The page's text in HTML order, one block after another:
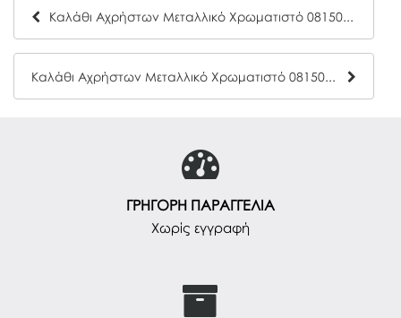
Καλάθι Αχρήστων Μεταλλικό Χρωματιστό 081509 Ματζέντα
Καλάθι Αχρήστων Μεταλλικό Χρωματιστό 081509 Λαχανί
ΓΡΗΓΟΡΗ ΠΑΡΑΓΓΕΛΙΑ
Χωρίς εγγραφή